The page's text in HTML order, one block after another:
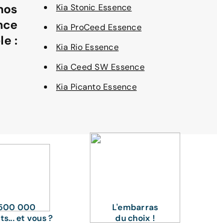
:
Kia Stonic Essence
Kia ProCeed Essence
Kia Rio Essence
Kia Ceed SW Essence
Kia Picanto Essence
000
et vous ?
L'embarras
du choix !